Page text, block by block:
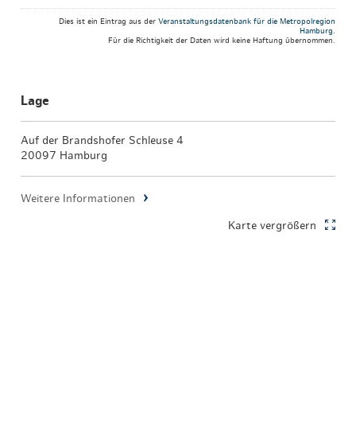
Dies ist ein Eintrag aus der Veranstaltungsdatenbank für die Metropolregion
Hamburg.
Für die Richtigkeit der Daten wird keine Haftung übernommen.
Lage
Auf der Brandshofer Schleuse 4
20097 Hamburg
Weitere Informationen
Karte vergrößern